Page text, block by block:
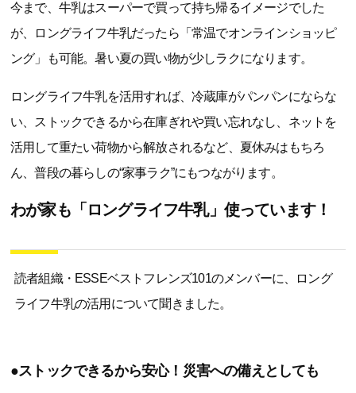
今まで、牛乳はスーパーで買って持ち帰るイメージでした
が、ロングライフ牛乳だったら「常温でオンラインショッピ
ング」も可能。暑い夏の買い物が少しラクになります。
ロングライフ牛乳を活用すれば、冷蔵庫がパンパンにならな
い、ストックできるから在庫ぎれや買い忘れなし、ネットを
活用して重たい荷物から解放されるなど、夏休みはもちろ
ん、普段の暮らしの“家事ラク”にもつながります。
わが家も「ロングライフ牛乳」使っています！
読者組織・ESSEベストフレンズ101のメンバーに、ロング
ライフ牛乳の活用について聞きました。
●ストックできるから安心！災害への備えとしても